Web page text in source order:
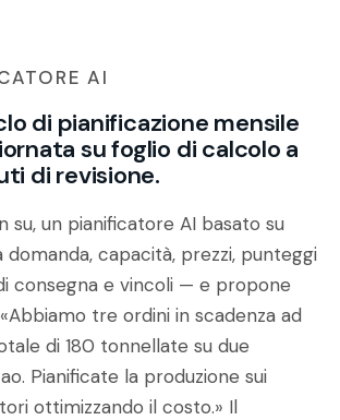
AI
di pianificazione mensile
su foglio di calcolo a
di revisione.
su, un pianificatore AI basato su
domanda, capacità, prezzi, punteggi
consegna e vincoli — e propone
«Abbiamo tre ordini in scadenza ad
di 180 tonnellate su due
Pianificate la produzione sui
ottimizzando il costo.» Il